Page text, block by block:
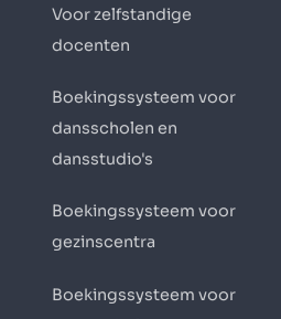
Voor zelfstandige
docenten
Boekingssysteem voor
dansscholen en
dansstudio's
Boekingssysteem voor
gezinscentra
Boekingssysteem voor